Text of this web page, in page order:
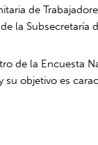
de
la Subsecretaría
de la Encuesta
objetivo es